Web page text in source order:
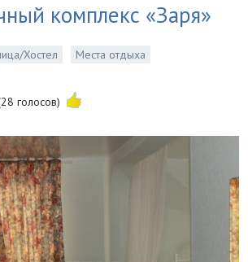
комплекс «Заря»
Хостел
Места отдыха
голосов)